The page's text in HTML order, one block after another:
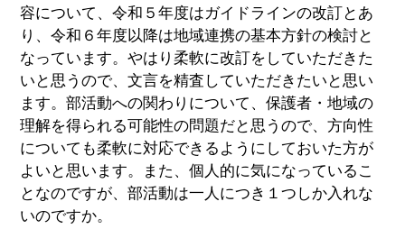
容について、令和５年度はガイドラインの改訂とあ
り、令和６年度以降は地域連携の基本方針の検討と
なっています。やはり柔軟に改訂をしていただきた
いと思うので、文言を精査していただきたいと思い
ます。部活動への関わりについて、保護者・地域の
理解を得られる可能性の問題だと思うので、方向性
についても柔軟に対応できるようにしておいた方が
よいと思います。また、個人的に気になっているこ
となのですが、部活動は一人につき１つしか入れな
いのですか。